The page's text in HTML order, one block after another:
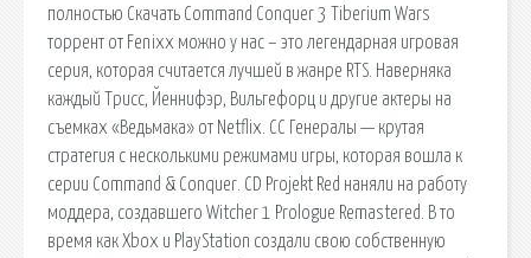
полностью Скачать Command Conquer 3 Tiberium Wars
торрент от Fenixx можно у нас – это легендарная игровая
серия, которая считается лучшей в жанре RTS. Наверняка
каждый Трисс, Йеннифэр, Вильгефорц и другие актеры на
съемках «Ведьмака» от Netflix. CC Генералы — крутая
стратегия с несколькими режимами игры, которая вошла к
серии Command & Conquer. CD Projekt Red наняли на работу
моддера, создавшего Witcher 1 Prologue Remastered. В то
время как Xbox и PlayStation создали свою собственную